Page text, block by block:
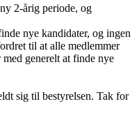
2-årig periode, og
nye kandidater, og ingen
til at alle medlemmer
generelt at finde nye
sig til bestyrelsen. Tak for